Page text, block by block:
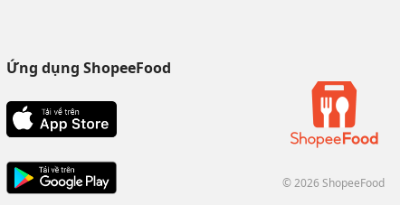
Ứng dụng ShopeeFood
© 2026 ShopeeFood